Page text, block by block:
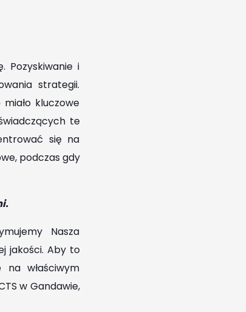
Pozyskiwanie i
strategii.
kluczowe
te
się na
podczas gdy
Nasza
jakości. Aby to
na właściwym
w Gandawie,